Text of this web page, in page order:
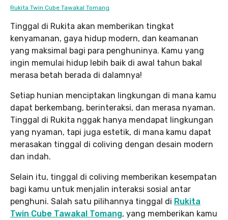
Rukita Twin Cube Tawakal Tomang
Tinggal di Rukita akan memberikan tingkat
kenyamanan, gaya hidup modern, dan keamanan
yang maksimal bagi para penghuninya. Kamu yang
ingin memulai hidup lebih baik di awal tahun bakal
merasa betah berada di dalamnya!
Setiap hunian menciptakan lingkungan di mana kamu
dapat berkembang, berinteraksi, dan merasa nyaman.
Tinggal di Rukita nggak hanya mendapat lingkungan
yang nyaman, tapi juga estetik, di mana kamu dapat
merasakan tinggal di coliving dengan desain modern
dan indah.
Selain itu, tinggal di coliving memberikan kesempatan
bagi kamu untuk menjalin interaksi sosial antar
penghuni. Salah satu pilihannya tinggal di Rukita
Twin Cube Tawakal Tomang, yang memberikan kamu